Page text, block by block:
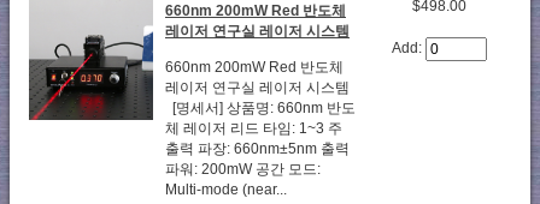
660nm 200mW Red 반도체
레이저 연구실 레이저 시스템
660nm 200mW Red 반도체
레이저 연구실 레이저 시스템
[명세서] 상품명: 660nm 반도
체 레이저 리드 타임: 1~3 주
출력 파장: 660nm±5nm 출력
파워: 200mW 공간 모드:
Multi-mode (near...
$498.00
Add: